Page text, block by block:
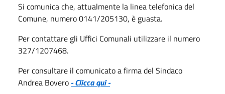
Si comunica che, attualmente la linea telefonica del
Comune, numero 0141/205130, è guasta.
Per contattare gli Uffici Comunali utilizzare il numero
327/1207468.
Per consultare il comunicato a firma del Sindaco
Andrea Bovero - Clicca qui -